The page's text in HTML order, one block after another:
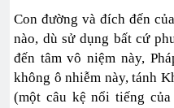
Con đường và đích đến
nào, dù sử dụng bất cứ
đến tâm vô niệm này,
không ô nhiễm này, tánh
(một câu kệ nổi tiếng